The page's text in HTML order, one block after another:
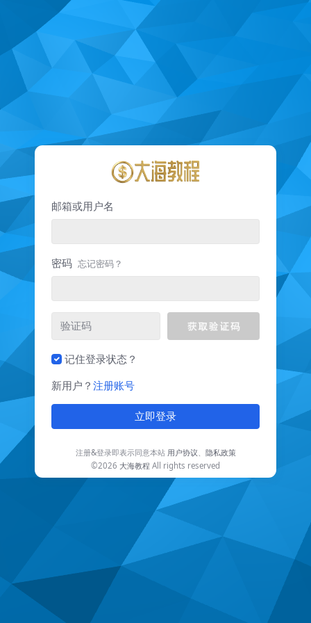
邮箱或用户名
密码 忘记密码？
记住登录状态？
新用户？ 注册账号
立即登录
注册&登录即表示同意本站 用户协议、 隐私政策
©2026 大海教程 All rights reserved